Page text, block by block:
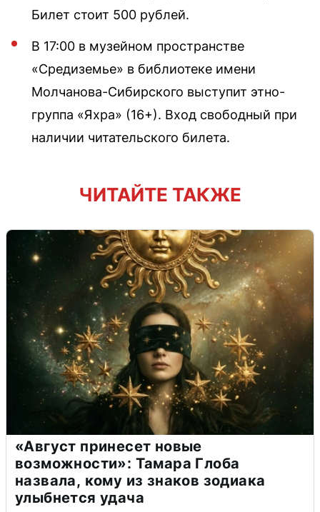
Билет стоит 500 рублей.
В 17:00 в музейном пространстве
«Средиземье» в библиотеке имени
Молчанова-Сибирского выступит этно-
группа «Яхра» (16+). Вход свободный при
наличии читательского билета.
ЧИТАЙТЕ ТАКЖЕ
«Август принесет новые
возможности»: Тамара Глоба
назвала, кому из знаков зодиака
улыбнется удача